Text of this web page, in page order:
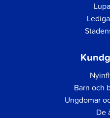
Barn och
Ungdomar
De